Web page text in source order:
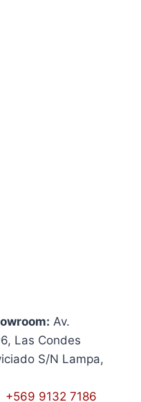
Av.
Las Condes
S/N Lampa,
+569 9132 7186